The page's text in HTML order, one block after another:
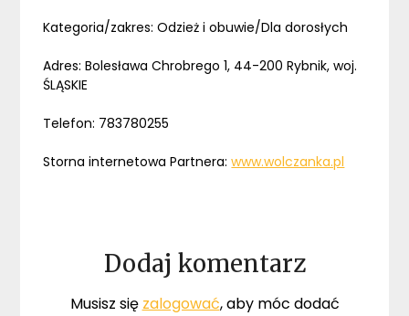
Kategoria/zakres: Odzież i obuwie/Dla dorosłych
Adres: Bolesława Chrobrego 1, 44-200 Rybnik, woj.
ŚLĄSKIE
Telefon: 783780255
Storna internetowa Partnera:www.wolczanka.pl
Dodaj komentarz
Musisz się zalogować, aby móc dodać